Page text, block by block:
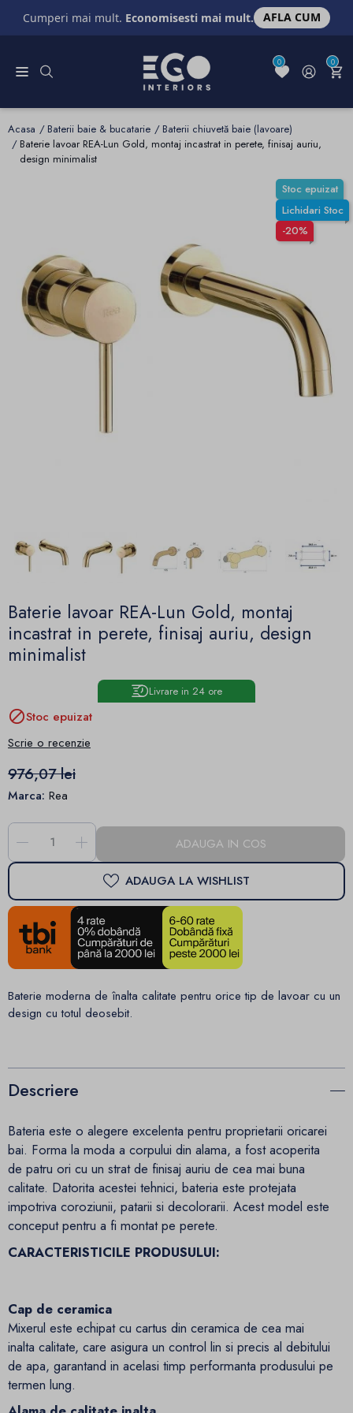
Cumperi mai mult. Economisesti mai mult. AFLA CUM
0 0
Acasa Baterii baie & bucatarie
Baterii chiuvetă baie (lavoare)
Baterie lavoar REA-Lun Gold, montaj incastrat in perete, finisaj auriu,
design minimalist
Stoc epuizat
Lichidari Stoc
-20%
Baterie lavoar REA-Lun Gold, montaj
incastrat in perete, finisaj auriu, design
minimalist
Livrare in 24 ore
Stoc epuizat
Scrie o recenzie
976,07 lei
Marca: Rea
- + ADAUGA IN COS
ADAUGA LA WISHLIST
Baterie moderna de înalta calitate pentru orice tip de lavoar cu un
design cu totul deosebit.
Descriere
Bateria este o alegere excelenta pentru proprietarii oricarei
bai. Forma la moda a corpului din alama, a fost acoperita
de patru ori cu un strat de finisaj auriu de cea mai buna
calitate. Datorita acestei tehnici, bateria este protejata
impotriva coroziunii, patarii si decolorarii. Acest model este
conceput pentru a fi montat pe perete.
CARACTERISTICILE PRODUSULUI:
Cap de ceramica
Mixerul este echipat cu cartus din ceramica de cea mai
inalta calitate, care asigura un control lin si precis al debitului
de apa, garantand in acelasi timp performanta produsului pe
termen lung.